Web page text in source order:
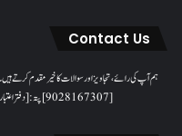
Contact Us
[9028167307]پتہ: [دفتر اعتبار نیوز، ، دیگلور ناکہ، ناندیڑ(مہاراشٹر) ] پر رابطہ کیا جاسکتا ہے۔